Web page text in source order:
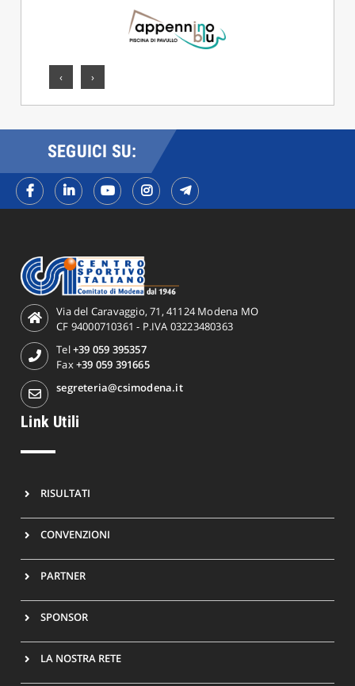
‹ ›
SEGUICI SU:
Via del Caravaggio, 71, 41124 Modena MO
CF 94000710361 - P.IVA 03223480363
Tel+39 059 395357
Fax+39 059 391665
segreteria@csimodena.it
Link Utili
RISULTATI
CONVENZIONI
PARTNER
SPONSOR
LA NOSTRA RETE